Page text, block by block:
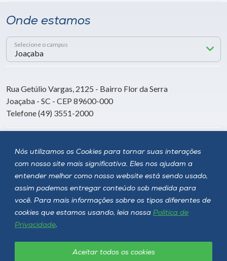
Nós utilizamos os Cookies para tornar suas interações
com nosso site mais significativa. Eles nos ajudam a
entender melhor como nosso website está sendo usado,
assim podemos entregar conteúdo sob medida para
você. Para mais informações sobre os tipos diferentes de
cookies que estamos usando, leia nossa Política de
Privacidade.
Aceitar todos os cookies
Onde estamos
Selecione o campus
Rua Getúlio Vargas, 2125 - Bairro Flor da Serra
Joaçaba - SC - CEP 89600-000
Telefone (49) 3551-2000
Siga a Unoesc